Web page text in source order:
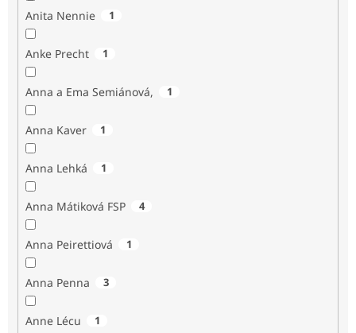
Anita Nennie 1
Anke Precht 1
Anna a Ema Semiánová, 1
Anna Kaver 1
Anna Lehká 1
Anna Mátiková FSP 4
Anna Peirettiová 1
Anna Penna 3
Anne Lécu 1